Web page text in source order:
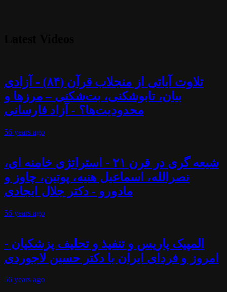
تلاوت آیاتی از منجلاب قرآن (۸۴) - آزادی
بیان، تابوشکنی، بت‌شکنی – مرزها و
محدودیت‌ها؟ - آزاد فارسانی
56 years ago
شیعه گری در قرن ۲۱ - استراتژی خامنه ای،
نصرالله، اسماعیل هنیه، پوتین، چاوز و
مادورو - دکتر جلال ایجادی
56 years ago
المپیک پاریس و تنفیذ و تحلیف پزشکیان -
امروز و فردای ایران با دکتر حسین لاجوردی
56 years ago